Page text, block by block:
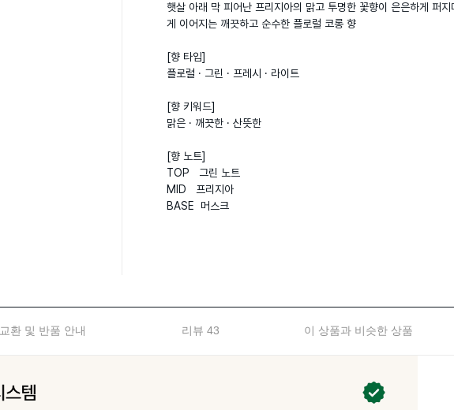
햇살 아래 막 피어난 프리지아의 맑고 투명한 꽃향이 은은하게 퍼
게 이어지는 깨끗하고 순수한 플로럴 코롱 향
[향 타입]
플로럴 · 그린 · 프레시 · 라이트
[향 키워드]
맑은 · 깨끗한 · 산뜻한
[향 노트]
TOP   그린 노트
MID   프리지아
BASE  머스크
교환 및 반품 안내 리뷰 43 이 상품과 비슷한 상품